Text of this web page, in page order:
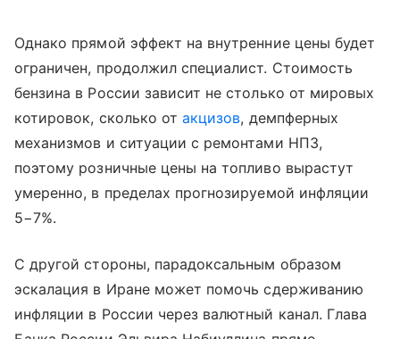
Однако прямой эффект на внутренние цены будет
ограничен, продолжил специалист. Стоимость
бензина в России зависит не столько от мировых
котировок, сколько отакцизов, демпферных
механизмов и ситуации с ремонтами НПЗ,
поэтому розничные цены на топливо вырастут
умеренно, в пределах прогнозируемой инфляции
5−7%.
С другой стороны, парадоксальным образом
эскалация в Иране может помочь сдерживанию
инфляции в России через валютный канал. Глава